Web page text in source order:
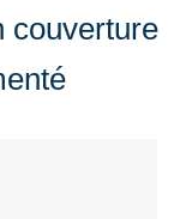
couverture